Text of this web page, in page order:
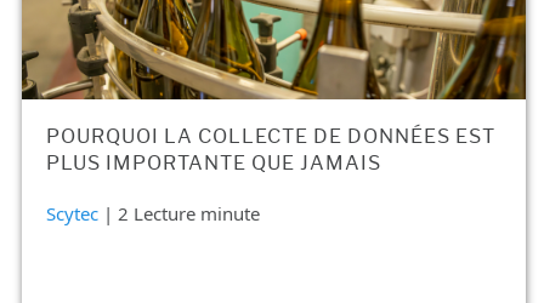
POURQUOI LA COLLECTE DE DONNÉES EST
PLUS IMPORTANTE QUE JAMAIS
Scytec | 2 Lecture minute